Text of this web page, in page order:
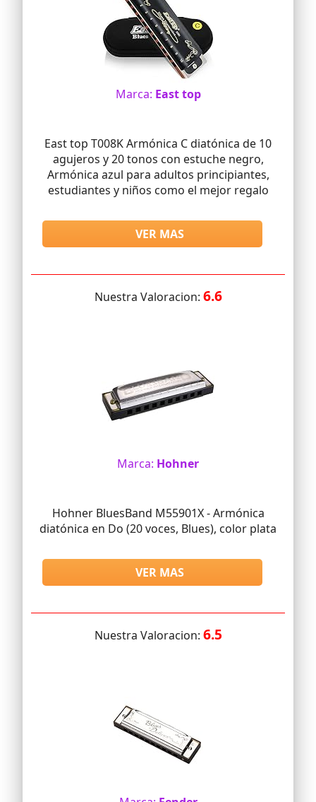
Marca: East top
East top T008K Armónica C diatónica de 10
agujeros y 20 tonos con estuche negro,
Armónica azul para adultos principiantes,
estudiantes y niños como el mejor regalo
VER MAS
Nuestra Valoracion: 6.6
Marca: Hohner
Hohner BluesBand M55901X - Armónica
diatónica en Do (20 voces, Blues), color plata
VER MAS
Nuestra Valoracion: 6.5